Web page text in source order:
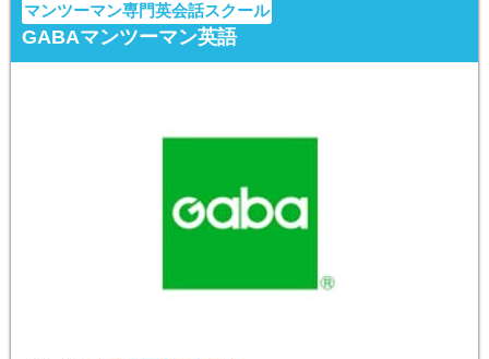
マンツーマン専門英会話スクール
GABAマンツーマン英語